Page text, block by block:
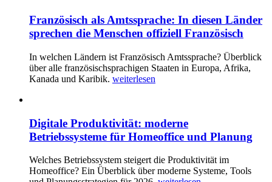
Französisch als Amtssprache: In diesen Länder
sprechen die Menschen offiziell Französisch
In welchen Ländern ist Französisch Amtssprache? Überblick
über alle französischsprachigen Staaten in Europa, Afrika,
Kanada und Karibik. weiterlesen
Digitale Produktivität: moderne
Betriebssysteme für Homeoffice und Planung
Welches Betriebssystem steigert die Produktivität im
Homeoffice? Ein Überblick über moderne Systeme, Tools